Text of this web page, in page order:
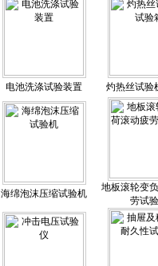
电池洗涤试验装置 灼热丝试验
海绵泡沫压缩试验机
地板滚轮变
劳试